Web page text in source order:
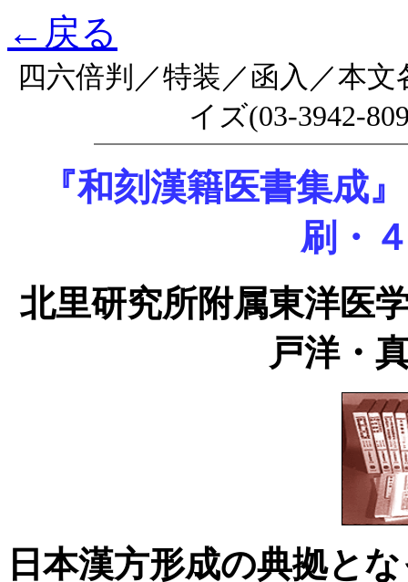
←戻る
四六倍判／特装／函入／本
イズ(03-3942-
『和刻漢籍医書集成』
刷・
北里研究所附属東洋医
戸洋・
日本漢方形成の典拠と